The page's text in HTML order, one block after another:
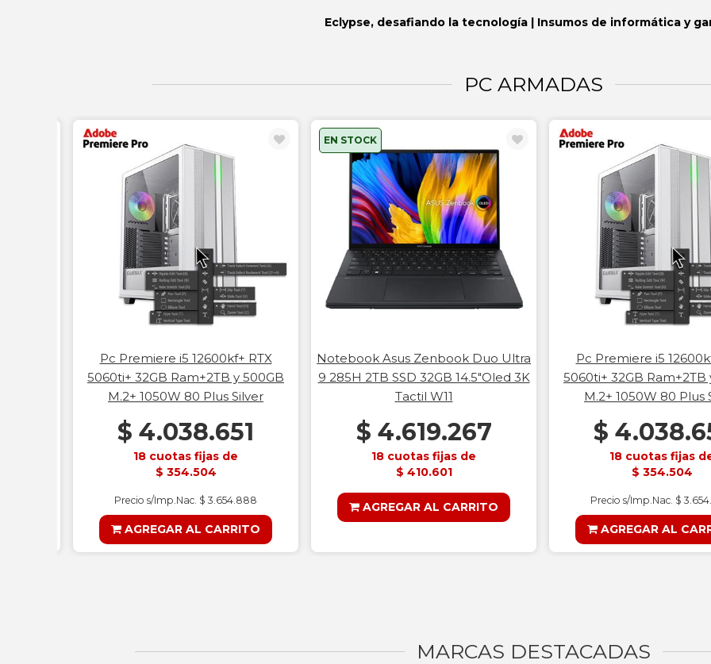
Eclypse, desafiando la tecnología | Insumos de informática y
PC ARMADAS
Pc Premiere i5 12600kf+ RTX
5060ti+ 32GB Ram+2TB y 500GB
M.2+ 1050W 80 Plus Silver
$ 4.038.651
18 cuotas fijas de
$ 354.504
Precio s/Imp.Nac. $ 3.654.888
AGREGAR AL CARRITO
Notebook Asus Zenbook Duo Ultra
9 285H 2TB SSD 32GB 14.5"Oled 3K
Tactil W11
$ 4.619.267
18 cuotas fijas de
$ 410.601
AGREGAR AL CARRITO
EN STOCK
Pc Premiere i5
5060ti+ 32GB Ram+2TB
M.2+ 1050W 80 Plus
$
18 cuotas fijas
$ 354.504
Precio s/Imp.Nac. $
AGREGAR AL
MARCAS DESTACADAS